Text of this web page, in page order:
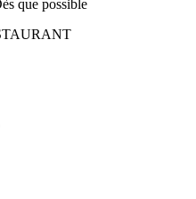
que possible